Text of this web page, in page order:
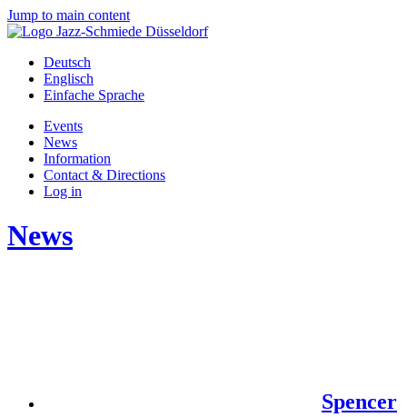
Jump to main content
Deutsch
Englisch
Einfache Sprache
Events
News
Information
Contact & Directions
Log in
News
Spencer